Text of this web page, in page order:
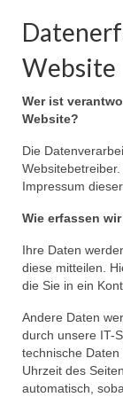
Website
Wer ist
Website?
Die
Impressum
Wie erfassen
Ihre Daten
diese mitteilen.
die Sie in ein
Andere Daten
durch unsere IT-
technische
Uhrzeit des
automatisch,